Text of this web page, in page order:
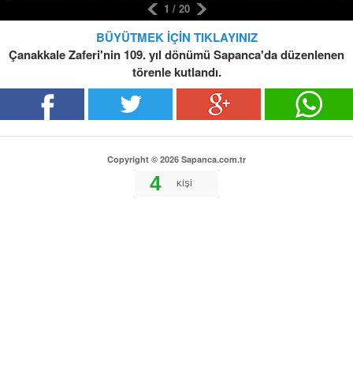
1 / 20
BÜYÜTMEK İÇİN TIKLAYINIZ
Çanakkale Zaferi'nin 109. yıl dönümü Sapanca'da düzenlenen
törenle kutlandı.
Copyright © 2026 Sapanca.com.tr